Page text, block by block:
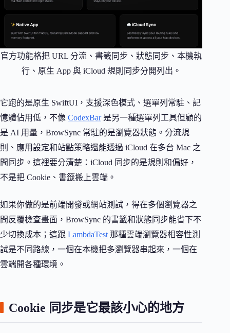
官方功能格把 URL 分流、書籤同步、狀態同步、本機執
行、原生 App 與 iCloud 規則同步分開列出。
它跑的是原生 SwiftUI，支援深色模式、選單列常駐、記
憶體佔用低，不像 CodexBar是另一種選單列工具但顧的
是 AI 用量，BrowSync 常駐的是瀏覽器狀態。分流規
則、應用設定和站點策略還能透過 iCloud 在多台 Mac 之
間同步。這裡要分清楚：iCloud 同步的是規則和偏好，
不是把 Cookie、書籤搬上雲端。
如果你做的是前端開發或網站測試，得在多個瀏覽器之
間反覆檢查畫面，BrowSync 的書籤和狀態同步能省下不
少切換成本；這跟 LambdaTest 那種雲端瀏覽器相容性測
試是不同路線，一個在本機把多瀏覽器串起來，一個在
雲端開各種環境。
Cookie 同步是它最該小心的地方